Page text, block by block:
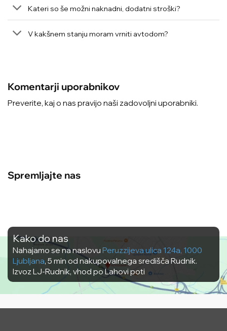
Kateri so še možni naknadni, dodatni stroški?
V kakšnem stanju moram vrniti avtodom?
Komentarji uporabnikov
Preverite, kaj o nas pravijo naši zadovoljni uporabniki.
Spremljajte nas
Kako do nas
Nahajamo se na naslovu Peruzzijeva ulica 124a, 1000
Ljubljana, 5 min od nakupovalnega središča Rudnik.
Izvoz LJ-Rudnik, vhod po Lahovi poti